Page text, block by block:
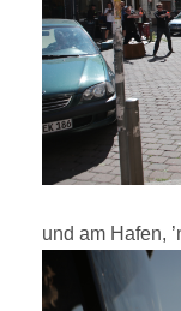
und am Hafen,